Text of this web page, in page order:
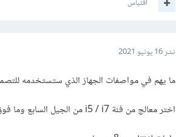
اقتباس
نشر16 يونيو 2021
ما يهم في مواصفات الجهاز الذي ستستخدمه
اختر معالج من فئة i5 / i7 من الجيل السابع وما فوق